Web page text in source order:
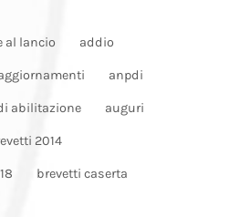
al lancio addio
anpdi
abilitazione auguri
2014
brevetti caserta